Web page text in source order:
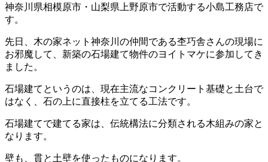
神奈川県相模原市・山梨県上野原市で活動する小島工務店で
す。
先日、木の家ネット神奈川の仲間である杢巧舎さんの現場に
お邪魔して、新築の石場建て物件のヨイトマケに参加してき
ました。
石場建てというのは、現在主流なコンクリート基礎と土台で
はなく、石の上に直接柱を立てる工法です。
石場建てで建てる家は、伝統構法に分類される木組みの家と
なります。
壁も、貫と土壁を使ったものになります。